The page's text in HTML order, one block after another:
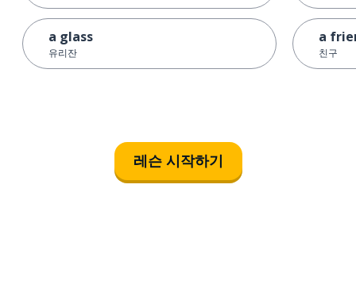
a glass
유리잔
a
친구
레슨 시작하기